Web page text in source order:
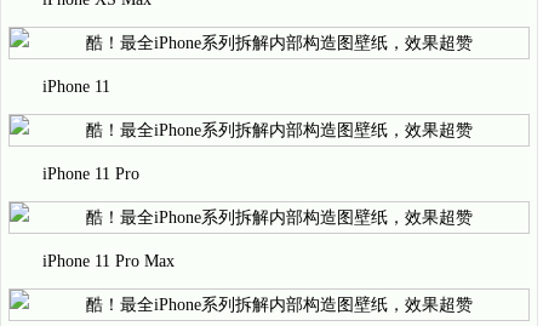
iPhone 11
iPhone 11 Pro
iPhone 11 Pro Max